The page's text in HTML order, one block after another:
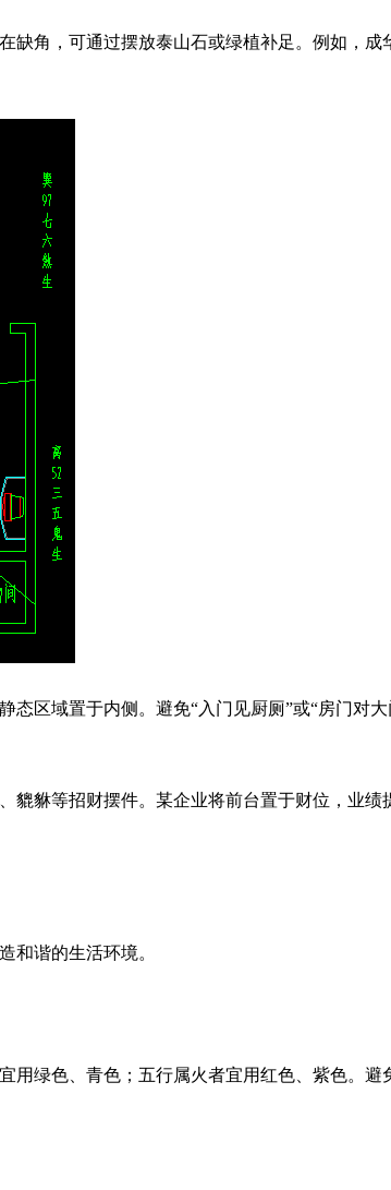
缺角，可通过摆放泰山石或绿植补足。例如，成
态区域置于内侧。避免“入门见厨厕”或“房门对大
貔貅等招财摆件。某企业将前台置于财位，业绩
和谐的生活环境。
用绿色、青色；五行属火者宜用红色、紫色。避